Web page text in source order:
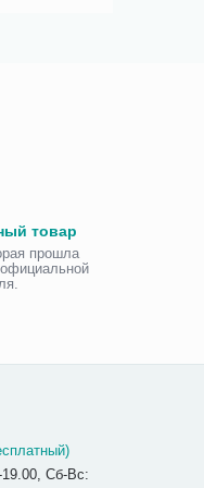
товар
прошла
Сб-Вс: